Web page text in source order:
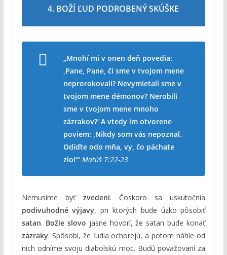
4. BOŽÍ ĽUD PODROBENÝ SKÚŠKE
„Mnohí mi v onen deň povedia:
‚Pane, Pane, či sme v tvojom mene
neprorokovali? Nevymietali sme v
tvojom mene démonov? Nerobili
sme v tvojom mene mnoho
zázrakov?‘ A vtedy im otvorene
poviem: ‚Nikdy som vás nepoznal.
Odíďte odo mňa, vy, čo páchate
zlo!‘“ Matúš 7:22-23
Nemusíme byť zvedení. Čoskoro sa uskutočnia
podivuhodné výjavy, pri ktorých bude úzko pôsobiť
satan. Božie slovo jasne hovorí, že satan bude konať
zázraky. Spôsobí, že ľudia ochorejú, a potom náhle od
nich odníme svoju diabolskú moc. Budú považovaní za